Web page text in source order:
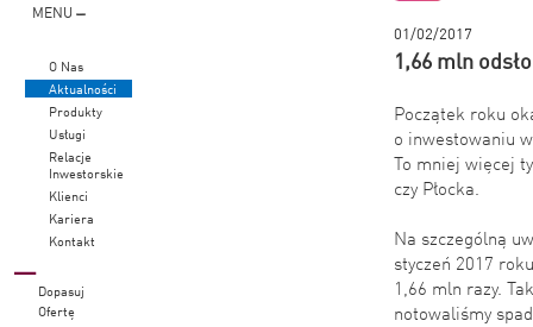
MENU
O Nas
Aktualności
Produkty
Usługi
Relacje
Inwestorskie
Klienci
Kariera
Kontakt
Dopasuj
Ofertę
01/02/2017
​1,66 mln
Początek roku
o inwestowaniu
To mniej więcej
czy Płocka.
Na szczególną
styczeń 2017
1,66 mln razy.
notowaliśmy